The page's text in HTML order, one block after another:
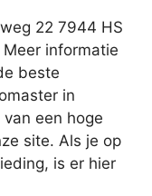
22 7944 HS
informatie
beste
in
een hoge
site. Als je op
is er hier